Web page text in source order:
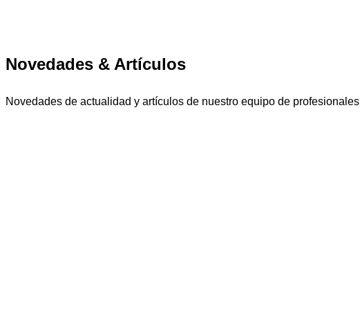
Novedades & Artículos
Novedades de actualidad y artículos de nuestro equipo de profesionales